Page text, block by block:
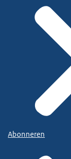
Abonneren